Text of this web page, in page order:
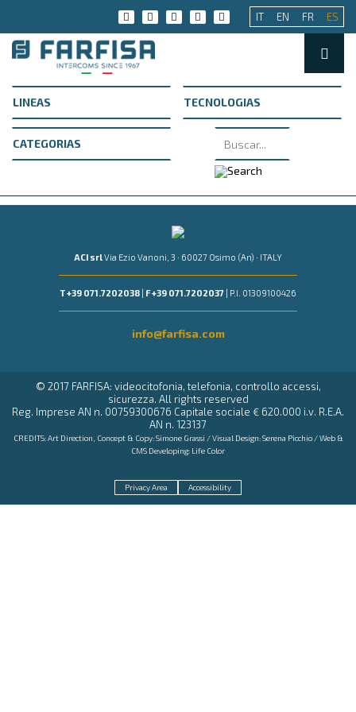
IT EN FR ES
ACI srlVia Ezio Vanoni, 3 · 60027 Osimo (An) · ITALY
T +39 071.7202038| F +39 071.7202037| P.I. 01309100426
info@farfisa.com
© 2017 FARFISA: videocitofonia, telefonia, controllo accessi,
sicurezza. All rights reserved
Reg. Imprese AN n. 00759300676 Capitale sociale € 620.000 i.v. R.E.A.
AN n. 123137
CREDITS: Art Direction, Concept & Copy:Simone Grassi / Visual Design:Serena Picchio/ Web &
CMS Developing: Life Color
Privacy Area Accessibility